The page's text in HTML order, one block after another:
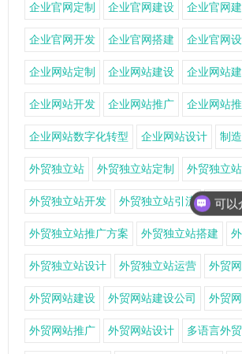
企业官网定制 企业官网建设 企业官网
企业官网开发 企业官网搭建 企业官网
企业网站定制 企业网站建设 企业网站
企业网站开发 企业网站推广 企业网站
企业网站数字化转型 企业网站设计 制
外贸独立站 外贸独立站定制 外贸独立
外贸独立站开发 外贸独立站引流 外贸
外贸独立站推广方案 外贸独立站搭建
外贸独立站设计 外贸独立站运营 外贸
外贸网站建设 外贸网站建设公司 外贸
外贸网站推广 外贸网站设计 多语言外